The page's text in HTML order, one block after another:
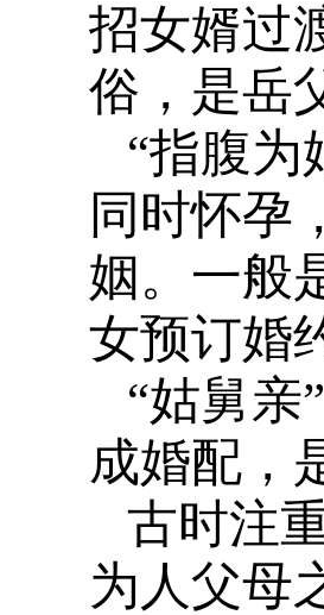
招女婿过
俗，是岳
“指腹为
同时怀孕
姻。一般
女预订婚
“姑舅亲
成婚配，
古时注
为人父母